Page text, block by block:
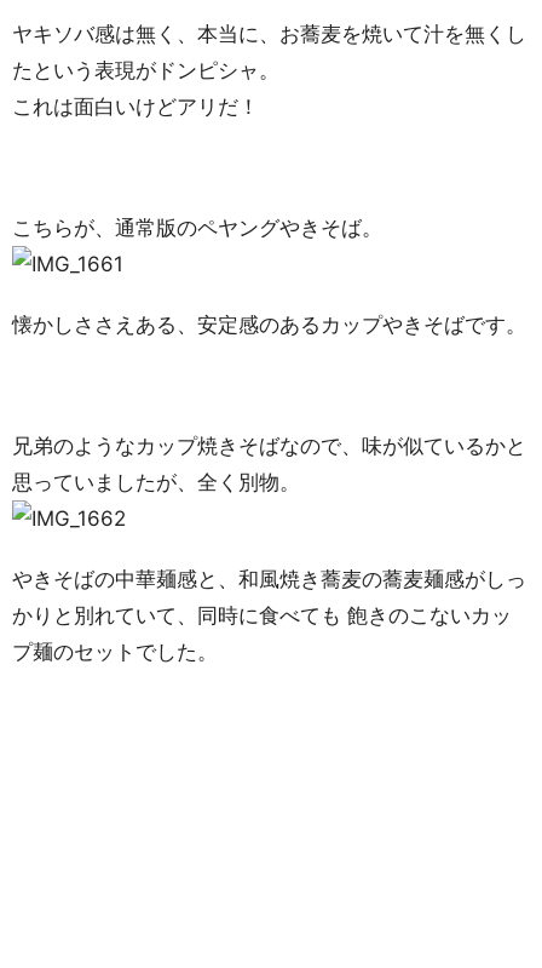
ヤキソバ感は無く、本当に、お蕎麦を焼いて汁を無くし
たという表現がドンピシャ。
これは面白いけどアリだ！
こちらが、通常版のペヤングやきそば。
懐かしささえある、安定感のあるカップやきそばです。
兄弟のようなカップ焼きそばなので、味が似ているかと
思っていましたが、全く別物。
やきそばの中華麺感と、和風焼き蕎麦の蕎麦麺感がしっ
かりと別れていて、同時に食べても 飽きのこないカッ
プ麺のセットでした。